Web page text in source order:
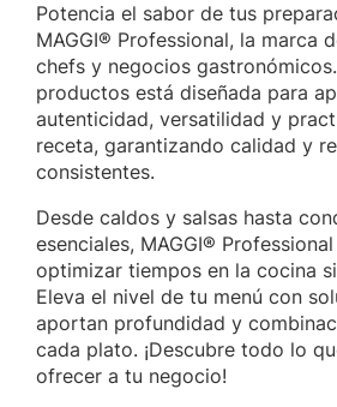
Potencia el sabor de tus
MAGGI® Professional, la marca
chefs y negocios
productos está diseñada para
autenticidad, versatilidad y
receta, garantizando calidad y
consistentes.
Desde caldos y salsas hasta
esenciales, MAGGI®
optimizar tiempos en la cocina
Eleva el nivel de tu menú con
aportan profundidad y
cada plato. ¡Descubre todo lo
ofrecer a tu negocio!